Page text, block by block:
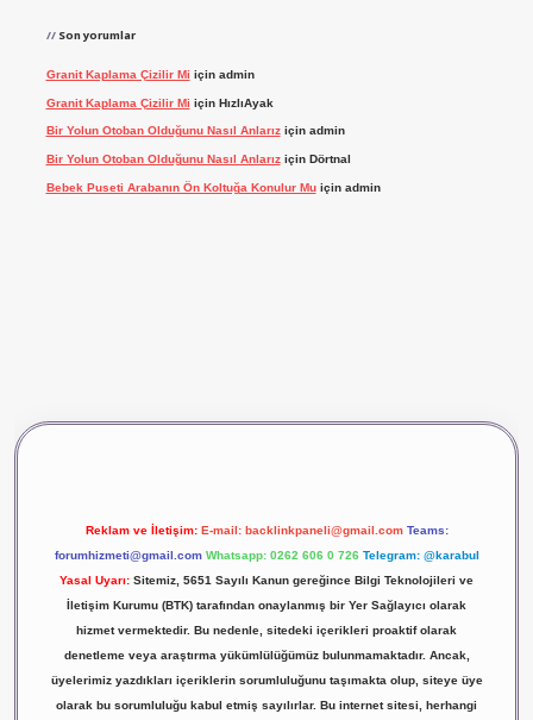
Son yorumlar
Granit Kaplama Çizilir Mi için admin
Granit Kaplama Çizilir Mi için HızlıAyak
Bir Yolun Otoban Olduğunu Nasıl Anlarıziçin admin
Bir Yolun Otoban Olduğunu Nasıl Anlarıziçin Dörtnal
Bebek Puseti Arabanın Ön Koltuğa Konulur Muiçin admin
Reklam ve İletişim: E-mail: backlinkpaneli@gmail.com Teams:
forumhizmeti@gmail.com Whatsapp: 0262 606 0 726 Telegram: @karabul
Yasal Uyarı: Sitemiz, 5651 Sayılı Kanun gereğince Bilgi Teknolojileri ve
İletişim Kurumu (BTK) tarafından onaylanmış bir Yer Sağlayıcı olarak
hizmet vermektedir. Bu nedenle, sitedeki içerikleri proaktif olarak
denetleme veya araştırma yükümlülüğümüz bulunmamaktadır. Ancak,
üyelerimiz yazdıkları içeriklerin sorumluluğunu taşımakta olup, siteye üye
olarak bu sorumluluğu kabul etmiş sayılırlar. Bu internet sitesi, herhangi